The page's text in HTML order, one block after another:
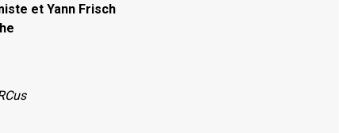
et Yann Frisch